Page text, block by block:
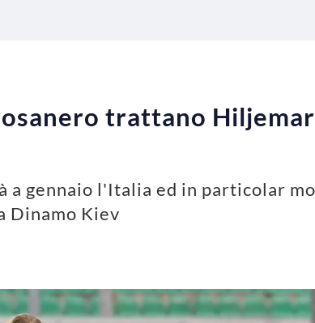
trattano
gennaio l'Italia ed in particolar
Dinamo Kiev